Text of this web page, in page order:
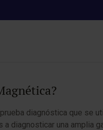
diagnóstica que se
diagnosticar una amplia